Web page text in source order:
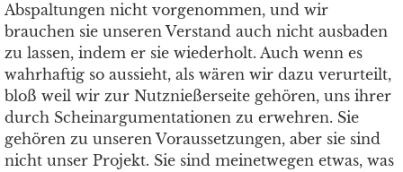
Abspaltungen nicht vorgenommen, und wir
brauchen sie unseren Verstand auch nicht ausbaden
zu lassen, indem er sie wiederholt. Auch wenn es
wahrhaftig so aussieht, als wären wir dazu verurteilt,
bloß weil wir zur Nutznießerseite gehören, uns ihrer
durch Scheinargumentationen zu erwehren. Sie
gehören zu unseren Voraussetzungen, aber sie sind
nicht unser Projekt. Sie sind meinetwegen etwas, was